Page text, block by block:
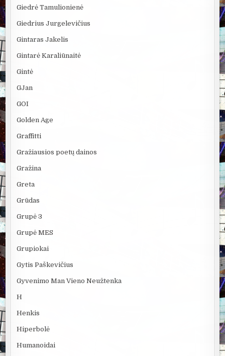
Giedrė Tamulionienė
Giedrius Jurgelevičius
Gintaras Jakelis
Gintarė Karaliūnaitė
Gintė
GJan
GOI
Golden Age
Graffitti
Gražiausios poetų dainos
Gražina
Greta
Grūdas
Grupė 3
Grupė MES
Grupiokai
Gytis Paškevičius
Gyvenimo Man Vieno Neužtenka
H
Henkis
Hiperbolė
Humanoidai